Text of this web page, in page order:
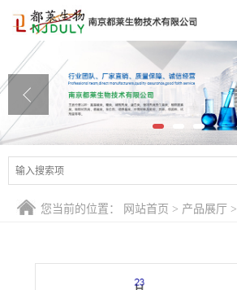
公司首页
公司介绍
公司动态
产品展厅
证书荣誉
您当前的位置： 网站首页 > 产品展厅 >